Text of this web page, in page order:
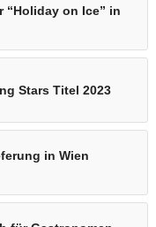
“Holiday on Ice” in
Stars Titel 2023
in Wien